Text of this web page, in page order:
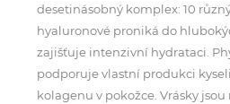
desetinásobný komplex: 10
hyaluronové proniká do
zajišťuje intenzivní hydrataci.
podporuje vlastní produkci
kolagenu v pokožce. Vrásky jsou